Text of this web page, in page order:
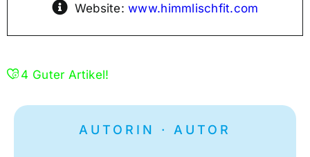
Website:www.himmlischfit.com
4 Guter Artikel!
AUTORIN · AUTOR